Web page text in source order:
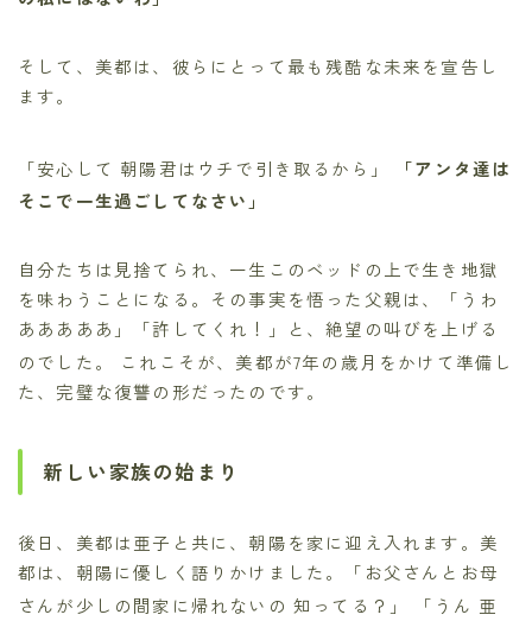
そして、美都は、彼らにとって最も残酷な未来を宣告し
ます。
「安心して 朝陽君はウチで引き取るから」
「アンタ達は
そこで一生過ごしてなさい」
自分たちは見捨てられ、一生このベッドの上で生き地獄
を味わうことになる。その事実を悟った父親は、「うわ
あああああ」「許してくれ！」と、絶望の叫びを上げる
のでした。
これこそが、美都が7年の歳月をかけて準備し
た、完璧な復讐の形だったのです。
新しい家族の始まり
後日、美都は亜子と共に、朝陽を家に迎え入れます。美
都は、朝陽に優しく語りかけました。「お父さんとお母
さんが少しの間家に帰れないの 知ってる？」
「うん 亜